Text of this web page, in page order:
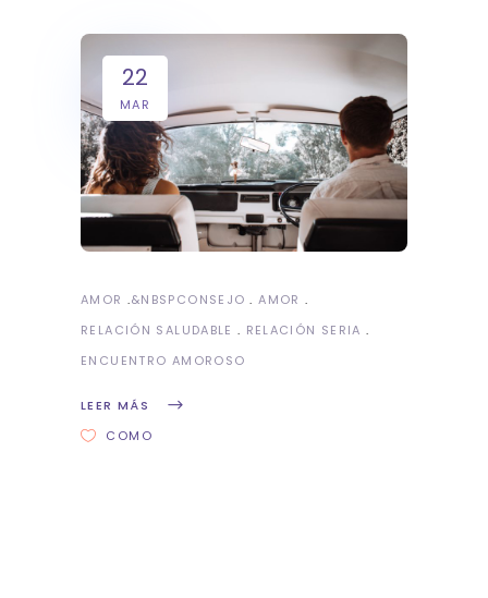
22
MAR
AMOR &NBSPCONSEJO
AMOR
RELACIÓN SALUDABLE
RELACIÓN SERIA
ENCUENTRO AMOROSO
LEER MÁS
COMO